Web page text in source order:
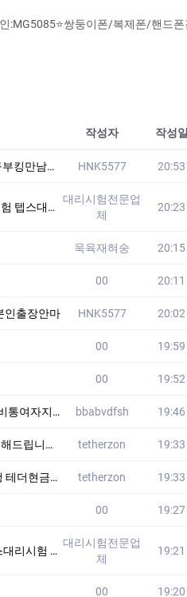
작성자 작성일
구번개만남 HNK5577 20:53
적 없습니다!! 24
대리시험전문업
체
20:23
욱육재혀숭 20:15
00 20:11
인출장안마 HNK5577 20:02
00 19:59
00 19:52
여자 GRH bbabvdfsh 19:46
저수수료 tetherzon 19:33
개인거래 tetherzon 19:33
00 19:27
습니다!! 24시간
대리시험전문업
체
19:21
00 19:20